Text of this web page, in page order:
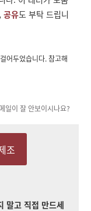
공유도 부탁 드립니
어두었습니다. 참고해
일이 잘 안보이시나요?
조
말고 직접 만드세